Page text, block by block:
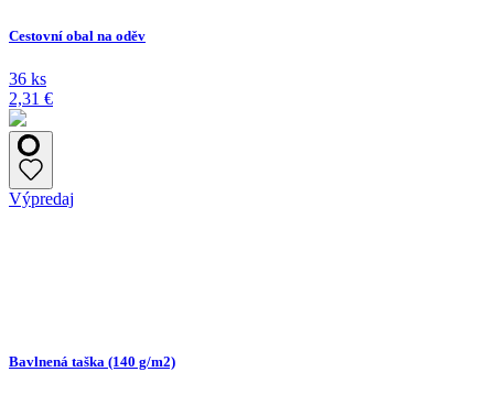
Cestovní obal na oděv
36 ks
2,31 €
Výpredaj
Bavlnená taška (140 g/m2)